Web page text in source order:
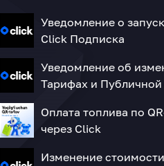
Уведомление о
Click Подписка
Уведомление об
Тарифах и
Оплата топлива по
через Click
Изменение